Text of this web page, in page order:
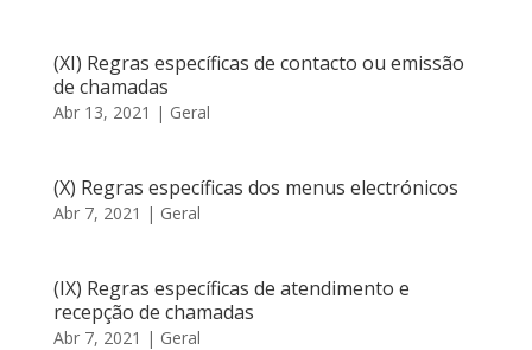
(XI) Regras específicas de contacto ou emissão
de chamadas
Abr 13, 2021 | Geral
(X) Regras específicas dos menus electrónicos
Abr 7, 2021 | Geral
(IX) Regras específicas de atendimento e
recepção de chamadas
Abr 7, 2021 | Geral